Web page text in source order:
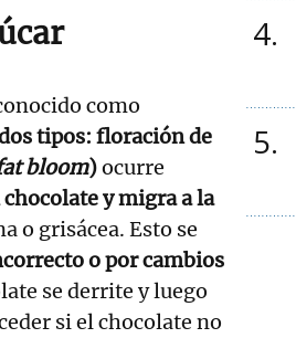
como
tipos: floración de
bloom)ocurre
chocolate y migra a la
o grisácea. Esto se
o por cambios
se derrite y luego
si el chocolate no
4
5